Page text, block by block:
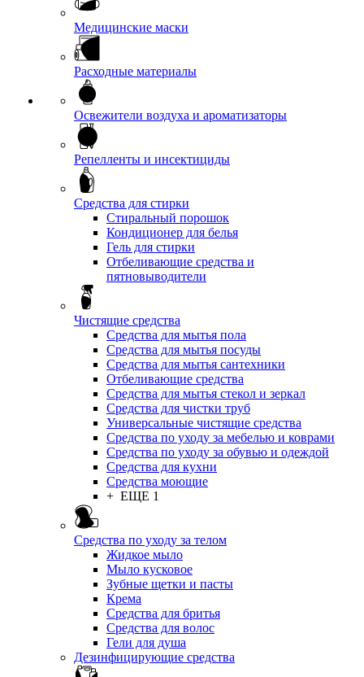
Медицинские маски
Расходные материалы
Освежители воздуха и ароматизаторы
Репелленты и инсектициды
Средства для стирки
Стиральный порошок
Кондиционер для белья
Гель для стирки
Отбеливающие средства и
пятновыводители
Чистящие средства
Средства для мытья пола
Средства для мытья посуды
Средства для мытья сантехники
Отбеливающие средства
Средства для мытья стекол и зеркал
Средства для чистки труб
Универсальные чистящие средства
Средства по уходу за мебелью и коврами
Средства по уходу за обувью и одеждой
Средства для кухни
Средства моющие
+ ЕЩЕ 1
Средства по уходу за телом
Жидкое мыло
Мыло кусковое
Зубные щетки и пасты
Крема
Средства для бритья
Средства для волос
Гели для душа
Дезинфицирующие средства